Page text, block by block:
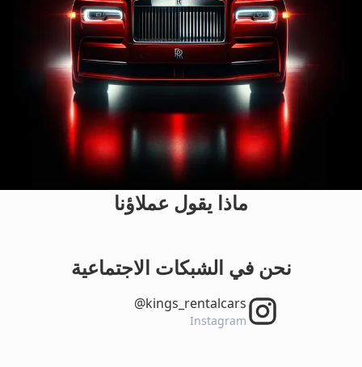
ماذا يقول عملاؤنا
نحن في الشبكات الاجتماعية
‎@kings_rentalcars
Instagram